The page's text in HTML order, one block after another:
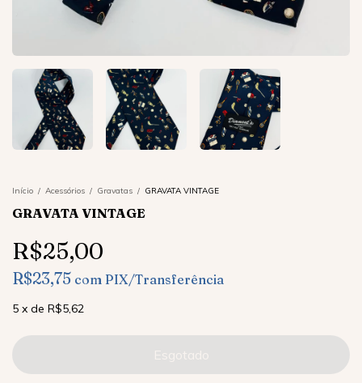
Início / Acessórios / Gravatas / GRAVATA VINTAGE
GRAVATA VINTAGE
R$25,00
R$23,75 com PIX/Transferência
5 x de R$5,62